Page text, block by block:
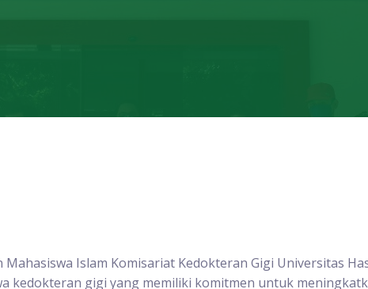
Islam Komisariat Kedokteran Gigi Universitas
kedokteran gigi yang memiliki komitmen untuk